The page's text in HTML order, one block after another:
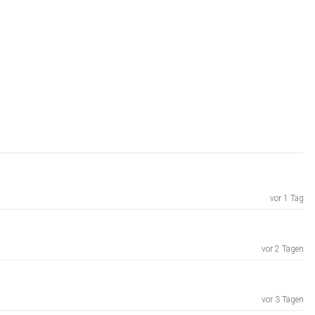
vor 1 Tag
vor 2 Tagen
vor 3 Tagen